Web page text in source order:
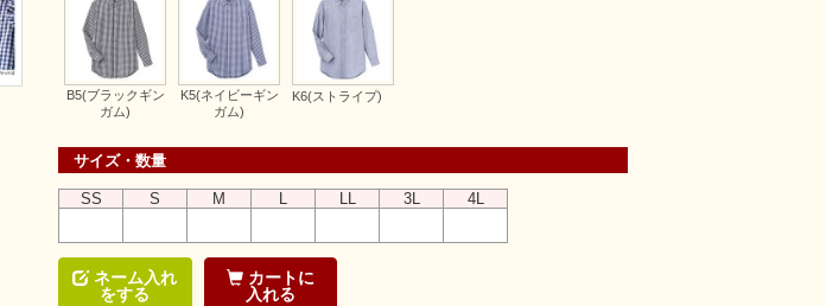
B5(ブラックギン
ガム)
K5(ネイビーギン
ガム)
K6(ストライプ)
サイズ・数量
SS S M L LL 3L 4L
ネーム入れ
をする
カートに
入れる